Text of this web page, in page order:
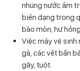
nhúng nước ấm
biến dạng trong
bào mòn, hư
Việc máy vệ sinh
gà, các vết bẩn
gãy, tuột.